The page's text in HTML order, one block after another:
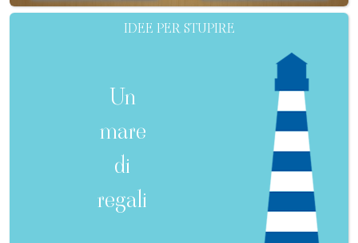
IDEE PER STUPIRE
Un
mare
di
regali